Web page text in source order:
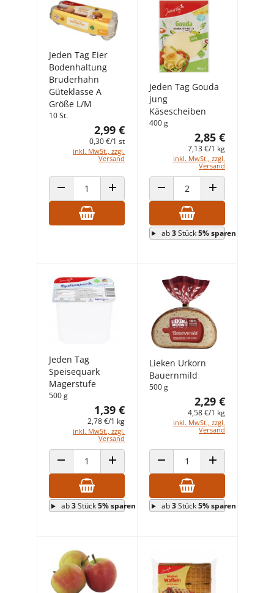
Jeden Tag Eier
Bodenhaltung
Bruderhahn
Güteklasse A
Größe L/M
10 St.
2,99 €
0,30 €/1 st
inkl. MwSt., zzgl.
Versand
ANZAHL VERRINGERNANZAHL ERHÖHEN
Jeden Tag Gouda
jung
Käsescheiben
400 g
2,85 €
7,13 €/1 kg
inkl. MwSt., zzgl.
Versand
ANZAHL VERRINGERNANZAHL ERHÖHEN
ab3Stück5% sparen
Jeden Tag
Speisequark
Magerstufe
500 g
1,39 €
2,78 €/1 kg
inkl. MwSt., zzgl.
Versand
ANZAHL VERRINGERNANZAHL ERHÖHEN
ab3Stück5% sparen
Lieken Urkorn
Bauernmild
500 g
2,29 €
4,58 €/1 kg
inkl. MwSt., zzgl.
Versand
ANZAHL VERRINGERNANZAHL ERHÖHEN
ab3Stück5% sparen